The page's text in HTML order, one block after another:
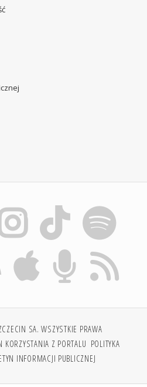
SA. WSZYSTKIE PRAWA
KORZYSTANIA Z PORTALU POLITYKA
INFORMACJI PUBLICZNEJ